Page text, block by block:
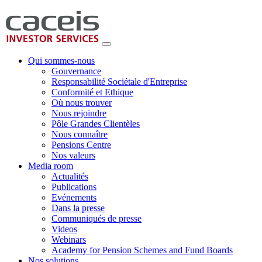
Qui sommes-nous
Gouvernance
Responsabilité Sociétale d'Entreprise
Conformité et Ethique
Où nous trouver
Nous rejoindre
Pôle Grandes Clientèles
Nous connaître
Pensions Centre
Nos valeurs
Media room
Actualités
Publications
Evénements
Dans la presse
Communiqués de presse
Videos
Webinars
Academy for Pension Schemes and Fund Boards